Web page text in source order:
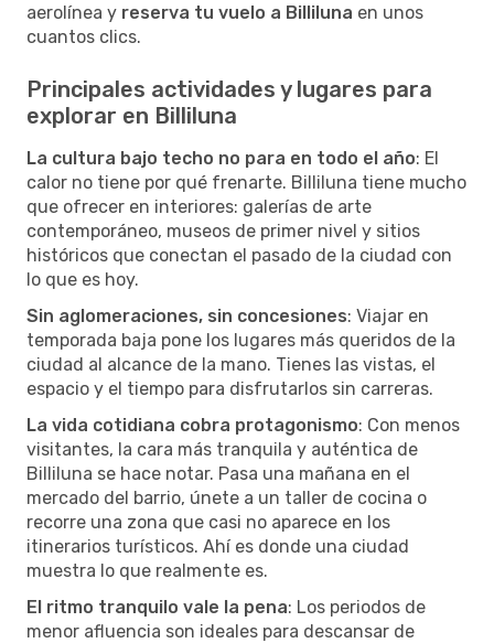
aerolínea y reserva tu vuelo a Billiluna en unos
cuantos clics.
Principales actividades y lugares para
explorar en Billiluna
La cultura bajo techo no para en todo el año: El
calor no tiene por qué frenarte. Billiluna tiene mucho
que ofrecer en interiores: galerías de arte
contemporáneo, museos de primer nivel y sitios
históricos que conectan el pasado de la ciudad con
lo que es hoy.
Sin aglomeraciones, sin concesiones: Viajar en
temporada baja pone los lugares más queridos de la
ciudad al alcance de la mano. Tienes las vistas, el
espacio y el tiempo para disfrutarlos sin carreras.
La vida cotidiana cobra protagonismo: Con menos
visitantes, la cara más tranquila y auténtica de
Billiluna se hace notar. Pasa una mañana en el
mercado del barrio, únete a un taller de cocina o
recorre una zona que casi no aparece en los
itinerarios turísticos. Ahí es donde una ciudad
muestra lo que realmente es.
El ritmo tranquilo vale la pena: Los periodos de
menor afluencia son ideales para descansar de